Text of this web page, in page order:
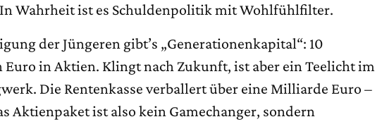
Wahrheit ist es Schuldenpolitik mit Wohlfühlfilter.
der Jüngeren gibt’s „Generationenkapital“: 10
in Aktien. Klingt nach Zukunft, ist aber ein Teelicht im
Die Rentenkasse verballert über eine Milliarde Euro –
Aktienpaket ist also kein Gamechanger, sondern